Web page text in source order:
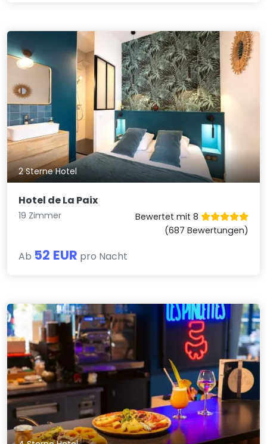
2 Sterne Hotel
Hotel de La Paix
19 Zimmer
Bewertet mit 8
(687 Bewertungen)
Ab 52 EUR pro Nacht